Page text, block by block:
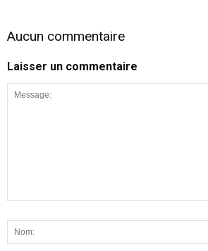
Aucun commentaire
Laisser un commentaire